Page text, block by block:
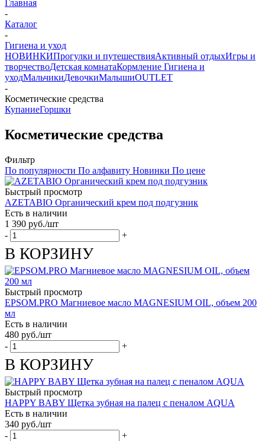
Главная
-
Каталог
-
Гигиена и уход
НОВИНКИПрогулки и путешествияАктивный отдыхИгры и
творчествоДетская комнатаКормление Гигиена и
уходМальчикиДевочкиМалышиOUTLET
-
Косметические средства
КупаниеГоршки
Косметические средства
Фильтр
По популярности По алфавиту Новинки По цене
Быстрый просмотр
AZETABIO Органический крем под подгузник
Есть в наличии
1 390 руб./шт
-
+
В КОРЗИНУ
Быстрый просмотр
EPSOM.PRO Магниевое масло MAGNESIUM OIL, объем 200
мл
Есть в наличии
480 руб./шт
-
+
В КОРЗИНУ
Быстрый просмотр
HAPPY BABY Щетка зубная на палец с пеналом AQUA
Есть в наличии
340 руб./шт
-
+